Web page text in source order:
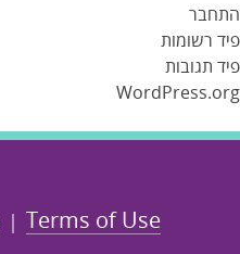
התחבר
פיד רשומות
פיד תגובות
WordPress.org
Terms of Use
|